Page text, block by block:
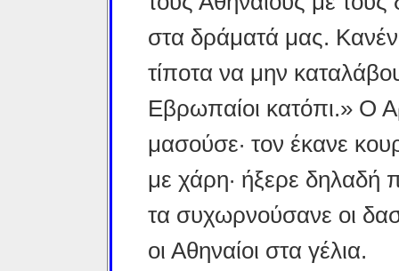
στα δράματά μας.
τίποτα να μην
Εβρωπαίοι κατόπι.» Ο
μασούσε· τον έκανε
με χάρη· ήξερε δηλαδή
τα συχωρνούσανε οι
οι Αθηναίοι στα γέλια.